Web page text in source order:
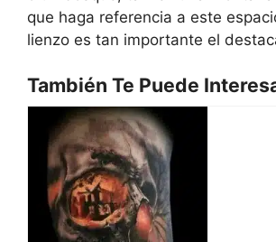
que haga referencia a este
lienzo es tan importante el
También Te Puede